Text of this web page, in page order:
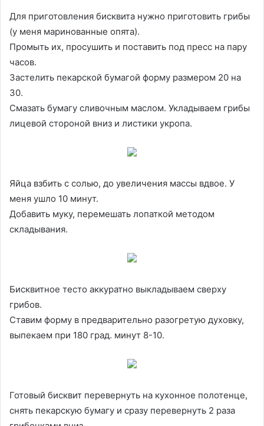
Для приготовления бисквита нужно приготовить грибы
(у меня маринованные опята).
Промыть их, просушить и поставить под пресс на пару
часов.
Застелить пекарской бумагой форму размером 20 на
30.
Смазать бумагу сливочным маслом. Укладываем грибы
лицевой стороной вниз и листики укропа.
Яйца взбить с солью, до увеличения массы вдвое. У
меня ушло 10 минут.
Добавить муку, перемешать лопаткой методом
складывания.
Бисквитное тесто аккуратно выкладываем сверху
грибов.
Ставим форму в предварительно разогретую духовку,
выпекаем при 180 град. минут 8-10.
Готовый бисквит перевернуть на кухонное полотенце,
снять пекарскую бумагу и сразу перевернуть 2 раза